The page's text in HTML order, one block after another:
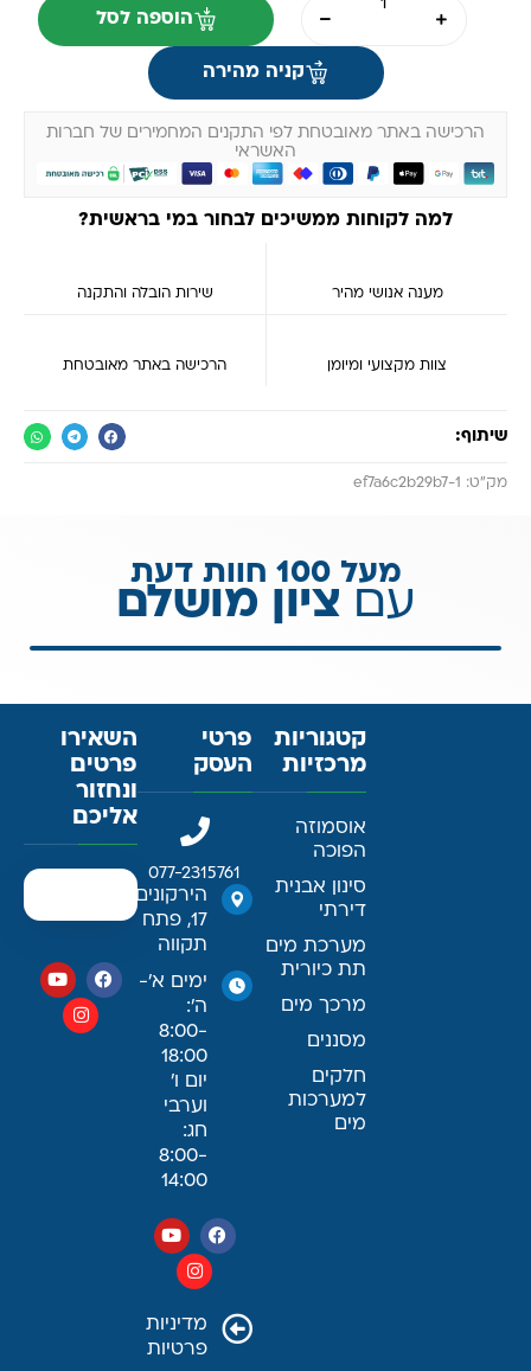
הוספה לסל
קניה מהירה
הרכישה באתר מאובטחת לפי התקנים המחמירים של חברות
האשראי
למה לקוחות ממשיכים לבחור במי בראשית?
מענה אנושי מהיר שירות הובלה והתקנה
צוות מקצועי ומיומן הרכישה באתר מאובטחת
שיתוף:
מק״ט: ef7a6c2b29b7-1
מעל 100 חוות דעת
עםציון מושלם
קטגוריות
מרכזיות
אוסמוזה
הפוכה
סינון אבנית
דירתי
מערכת מים
תת כיורית
מרכך מים
מסננים
חלקים
למערכות
מים
פרטי
העסק
077-2315761
הירקונים
17, פתח
תקווה
ימים א׳-
ה׳:
8:00-
18:00
יום ו׳
וערבי
חג:
8:00-
14:00
מדיניות
פרטיות
השאירו
פרטים
ונחזור
אליכם